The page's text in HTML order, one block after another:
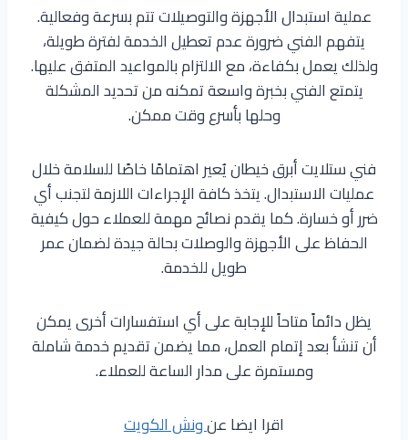
عملية استبدال الأجهزة والتوصيلات تتم بسرعة وفعالية.
يتفهم الفني ضرورة عدم تعطيل الخدمة لفترة طويلة،
ولذلك يعمل بكفاءة، مع الالتزام بالمواعيد المتفق عليها.
يتمتع الفني بخبرة واسعة تمكنه من تحديد المشكلة
وحلها بأسرع وقت ممكن.
فني ستلايت أبرق خيطان يُعير اهتمامًا خاصًا للسلامة خلال
عمليات الاستبدال. يتخذ كافة الإجراءات اللازمة لتجنب أي
ضرر أو خسارة. كما يقدم نصائح مهمة للعملاء حول كيفية
الحفاظ على الأجهزة والوصلات بحالة جيدة لضمان عمر
طويل للخدمة.
يظل دائماً متاحاً للإجابة على أي استفسارات أخرى يمكن
أن تنشأ بعد إتمام العمل، مما يضمن تقديم خدمة شاملة
ومستمرة على مدار الساعة للعملاء.
اقرا ايضا عنونش الكويت